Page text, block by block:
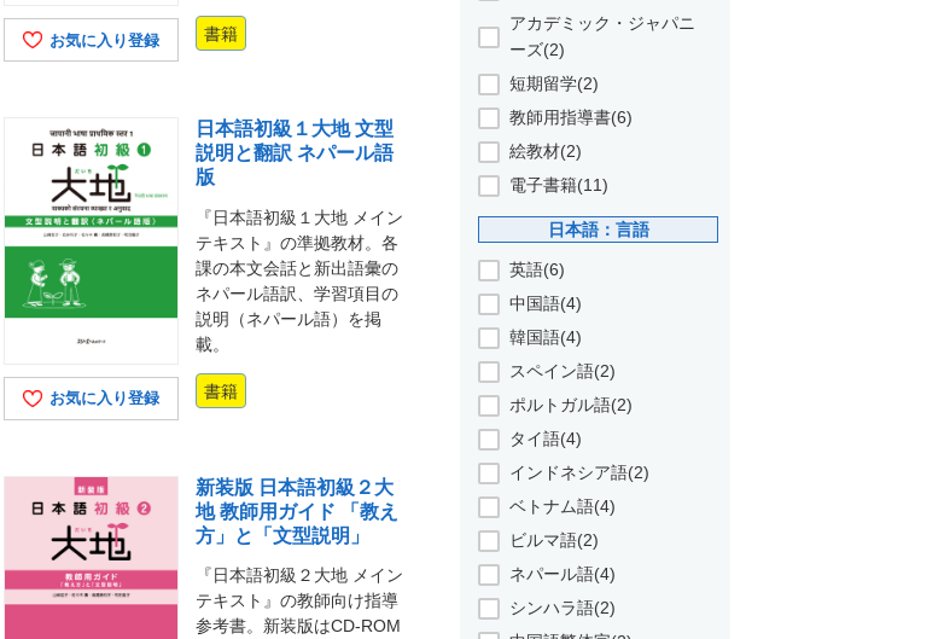
お気に入り登録 書籍
お気に入り登録
日本語初級１大地 文型
説明と翻訳 ネパール語
版
『日本語初級１大地 メイン
テキスト』の準拠教材。各
課の本文会話と新出語彙の
ネパール語訳、学習項目の
説明（ネパール語）を掲
載。
書籍
新装版 日本語初級２大
地 教師用ガイド 「教え
方」と「文型説明」
『日本語初級２大地 メイン
テキスト』の教師向け指導
参考書。新装版はCD-ROM
アカデミック・ジャパニ
ーズ(2)
短期留学(2)
教師用指導書(6)
絵教材(2)
電子書籍(11)
日本語：言語
英語(6)
中国語(4)
韓国語(4)
スペイン語(2)
ポルトガル語(2)
タイ語(4)
インドネシア語(2)
ベトナム語(4)
ビルマ語(2)
ネパール語(4)
シンハラ語(2)